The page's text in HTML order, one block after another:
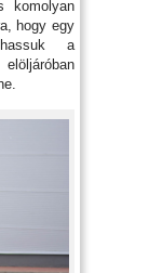
komolyan
hogy egy
a